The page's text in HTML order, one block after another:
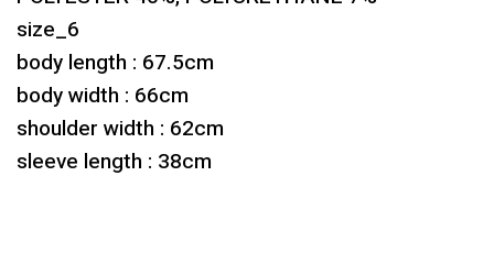
size_6
body length : 67.5cm
body width : 66cm
shoulder width : 62cm
sleeve length : 38cm